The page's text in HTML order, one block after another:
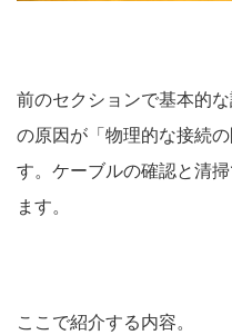
前のセクションで基本的
の原因が「物理的な接続
す。ケーブルの確認と清
ます。
ここで紹介する内容。